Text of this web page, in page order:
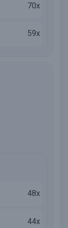
70x
59x
48x
44x